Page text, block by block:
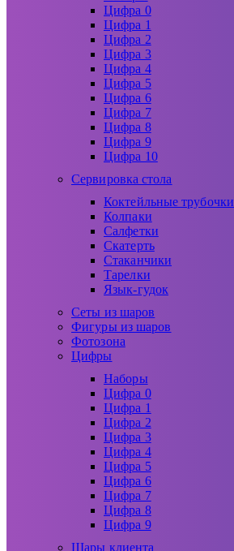
Цифра 0
Цифра 1
Цифра 2
Цифра 3
Цифра 4
Цифра 5
Цифра 6
Цифра 7
Цифра 8
Цифра 9
Цифра 10
Сервировка стола
Коктейльные трубочки
Колпаки
Салфетки
Скатерть
Стаканчики
Тарелки
Язык-гудок
Сеты из шаров
Фигуры из шаров
Фотозона
Цифры
Наборы
Цифра 0
Цифра 1
Цифра 2
Цифра 3
Цифра 4
Цифра 5
Цифра 6
Цифра 7
Цифра 8
Цифра 9
Шары клиента